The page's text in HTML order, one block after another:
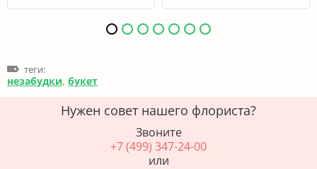
теги:
незабудки, букет
Нужен совет нашего флориста?
Звоните
+7 (499) 347-24-00
или